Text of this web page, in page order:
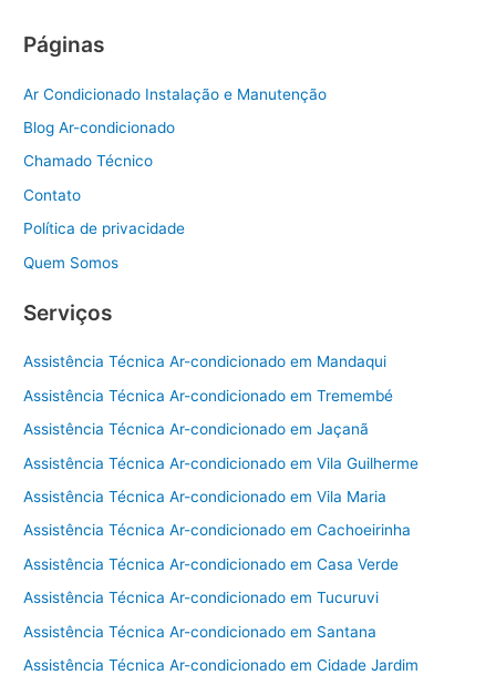
Páginas
Ar Condicionado Instalação e Manutenção
Blog Ar-condicionado
Chamado Técnico
Contato
Política de privacidade
Quem Somos
Serviços
Assistência Técnica Ar-condicionado em Mandaqui
Assistência Técnica Ar-condicionado em Tremembé
Assistência Técnica Ar-condicionado em Jaçanã
Assistência Técnica Ar-condicionado em Vila Guilherme
Assistência Técnica Ar-condicionado em Vila Maria
Assistência Técnica Ar-condicionado em Cachoeirinha
Assistência Técnica Ar-condicionado em Casa Verde
Assistência Técnica Ar-condicionado em Tucuruvi
Assistência Técnica Ar-condicionado em Santana
Assistência Técnica Ar-condicionado em Cidade Jardim